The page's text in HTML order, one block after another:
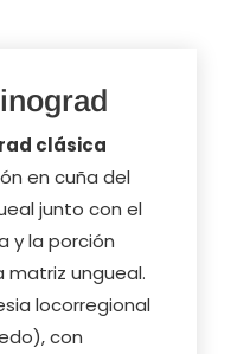
clásica
en cuña del
junto con el
y la porción
ungueal.
locorregional
con